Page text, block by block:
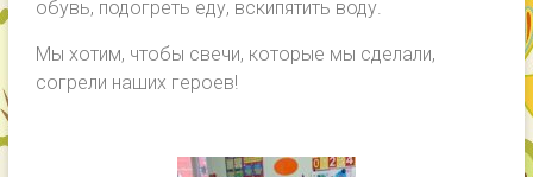
обувь, подогреть еду, вскипятить воду.
Мы хотим, чтобы свечи, которые мы сделали,
согрели наших героев!